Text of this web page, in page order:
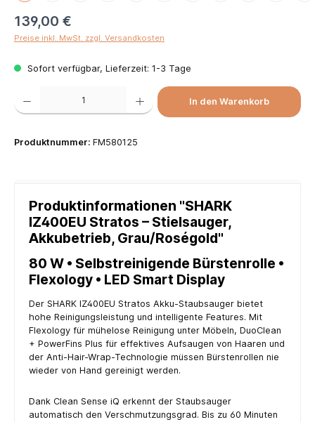
139,00 €
Preise inkl. MwSt. zzgl. Versandkosten
Sofort verfügbar, Lieferzeit: 1-3 Tage
Produkt Anzahl: Gib den gewünschten Wert ein oder benutze die Schaltflächen um die
In den Warenkorb
Produktnummer: FM580125
Produktinformationen "SHARK
IZ400EU Stratos – Stielsauger,
Akkubetrieb, Grau/Roségold"
80 W • Selbstreinigende Bürstenrolle •
Flexology • LED Smart Display
Der SHARK IZ400EU Stratos Akku-Staubsauger bietet
hohe Reinigungsleistung und intelligente Features. Mit
Flexology für mühelose Reinigung unter Möbeln, DuoClean
+ PowerFins Plus für effektives Aufsaugen von Haaren und
der Anti-Hair-Wrap-Technologie müssen Bürstenrollen nie
wieder von Hand gereinigt werden.
Dank Clean Sense iQ erkennt der Staubsauger
automatisch den Verschmutzungsgrad. Bis zu 60 Minuten